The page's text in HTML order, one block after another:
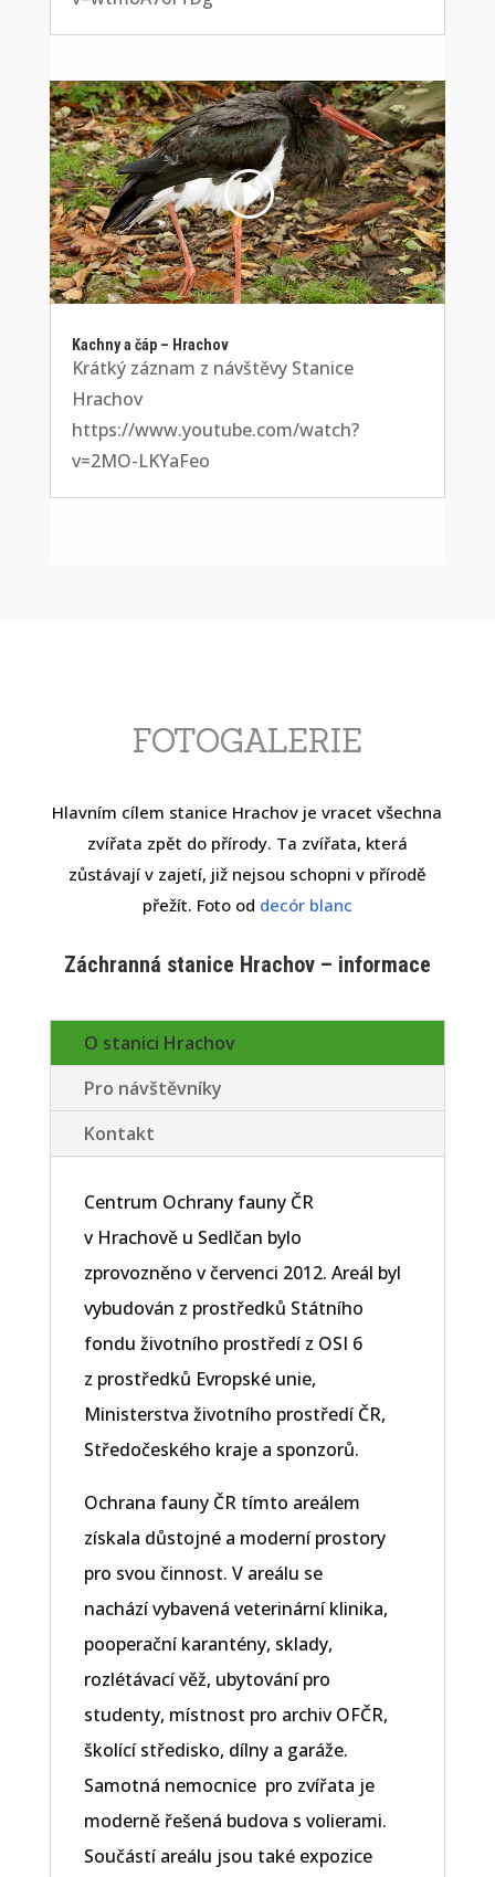
Video
přehrávač
Code 150: Unknown error.
Stáhnout soubor: https://www.youtube.com/watch?v=2MO-
LKYaFeo&_=16
Kachny a čáp – Hrachov
Krátký záznam z návštěvy Stanice
Hrachov
https://www.youtube.com/watch?
v=2MO-LKYaFeo
FOTOGALERIE
Hlavním cílem stanice Hrachov je vracet všechna
zvířata zpět do přírody. Ta zvířata, která
zůstávají v zajetí, již nejsou schopni v přírodě
přežít. Foto od decór blanc
Záchranná stanice Hrachov – informace
O stanici Hrachov
Pro návštěvníky
Kontakt
Centrum Ochrany fauny ČR
v Hrachově u Sedlčan bylo
zprovozněno v červenci 2012. Areál byl
vybudován z prostředků Státního
fondu životního prostředí z OSI 6
z prostředků Evropské unie,
Ministerstva životního prostředí ČR,
Středočeského kraje a sponzorů.
Ochrana fauny ČR tímto areálem
získala důstojné a moderní prostory
pro svou činnost. V areálu se
nachází vybavená veterinární klinika,
pooperační karantény, sklady,
rozlétávací věž, ubytování pro
studenty, místnost pro archiv OFČR,
školící středisko, dílny a garáže.
Samotná nemocnice pro zvířata je
moderně řešená budova s volierami.
Součástí areálu jsou také expozice